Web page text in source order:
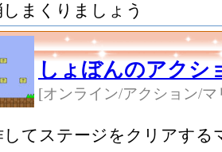
まくりましょう
しょぼんのアクシ
[オンライン/アクション/マ
してステージをクリアす